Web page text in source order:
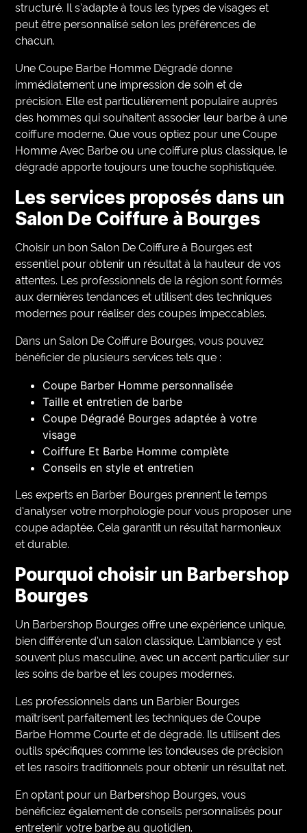
structuré. Il s’adapte à tous les types de visages et
peut être personnalisé selon les préférences de
chacun.
Une Coupe Barbe Homme Dégradé donne
immédiatement une impression de soin et de
précision. Elle est particulièrement populaire auprès
des hommes qui souhaitent associer leur barbe à une
coiffure moderne. Que vous optiez pour une Coupe
Homme Avec Barbe ou une coiffure plus classique, le
dégradé apporte toujours une touche sophistiquée.
Les services proposés dans un
Salon De Coiffure à Bourges
Choisir un bon Salon De Coiffure à Bourges est
essentiel pour obtenir un résultat à la hauteur de vos
attentes. Les professionnels de la région sont formés
aux dernières tendances et utilisent des techniques
modernes pour réaliser des coupes impeccables.
Dans un Salon De Coiffure Bourges, vous pouvez
bénéficier de plusieurs services tels que :
Coupe Barber Homme personnalisée
Taille et entretien de barbe
Coupe Dégradé Bourges adaptée à votre
visage
Coiffure Et Barbe Homme complète
Conseils en style et entretien
Les experts en Barber Bourges prennent le temps
d’analyser votre morphologie pour vous proposer une
coupe adaptée. Cela garantit un résultat harmonieux
et durable.
Pourquoi choisir un Barbershop
Bourges
Un Barbershop Bourges offre une expérience unique,
bien différente d’un salon classique. L’ambiance y est
souvent plus masculine, avec un accent particulier sur
les soins de barbe et les coupes modernes.
Les professionnels dans un Barbier Bourges
maîtrisent parfaitement les techniques de Coupe
Barbe Homme Courte et de dégradé. Ils utilisent des
outils spécifiques comme les tondeuses de précision
et les rasoirs traditionnels pour obtenir un résultat net.
En optant pour un Barbershop Bourges, vous
bénéficiez également de conseils personnalisés pour
entretenir votre barbe au quotidien.